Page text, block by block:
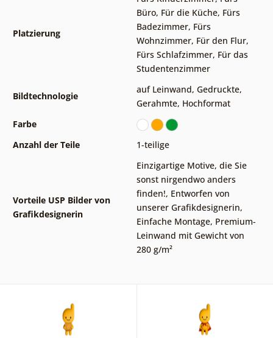
Platzierung
Büro, Für die Küche, Fürs
Badezimmer, Fürs
Wohnzimmer, Für den Flur,
Fürs Schlafzimmer, Für das
Studentenzimmer
Bildtechnologie
auf Leinwand, Gedruckte,
Gerahmte, Hochformat
Farbe
Anzahl der Teile
1-teilige
Vorteile USP Bilder von
Grafikdesignerin
Einzigartige Motive, die Sie
sonst nirgendwo anders
finden!, Entworfen von
unserer Grafikdesignerin,
Einfache Montage, Premium-
Leinwand mit Gewicht von
280 g/m²